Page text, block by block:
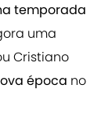
temporada
uma
Cristiano
época no